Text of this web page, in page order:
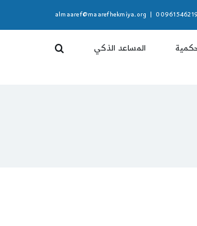
almaaref@maarefhekmiya.org
المساعد الذكي